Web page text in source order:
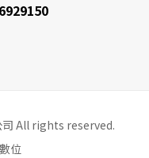
All rights reserved.
位